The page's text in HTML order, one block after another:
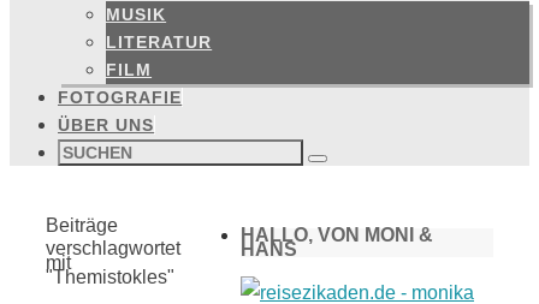
MUSIK
LITERATUR
FILM
FOTOGRAFIE
ÜBER UNS
Suchen
nach: Suchen
Start
Beiträge
verschlagwortet
mit
"Themistokles"
HALLO, VON MONI &
HANS